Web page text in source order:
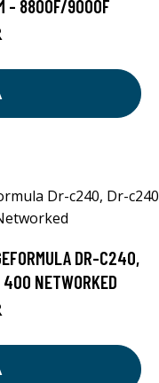
- 8800F/9000F
DR-C240,
NETWORKED